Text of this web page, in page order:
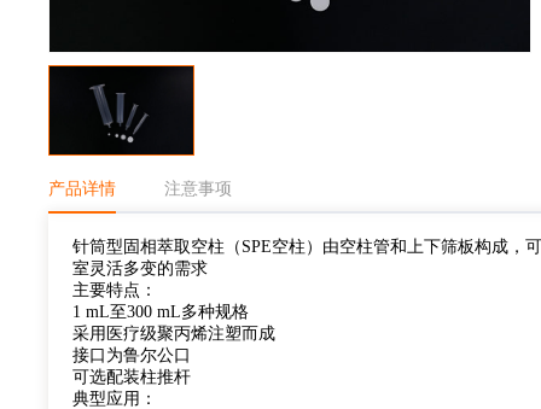
产品详情 注意事项
针筒型固相萃取空柱（SPE空柱）由空柱管和上下筛板构成，
室灵活多变的需求
主要特点：
1 mL至300 mL多种规格
采用医疗级聚丙烯注塑而成
接口为鲁尔公口
可选配装柱推杆
典型应用：